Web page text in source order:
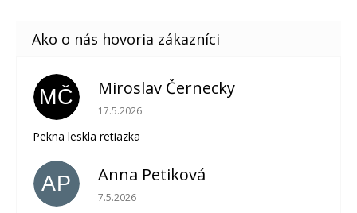
MČ Miroslav Černecky
Hodnotenie obchodu je 5 z 5 hviezdičiek.
17.5.2026
Pekna leskla retiazka
AP Anna Petiková
Hodnotenie obchodu je 5 z 5 hviezdičiek.
7.5.2026